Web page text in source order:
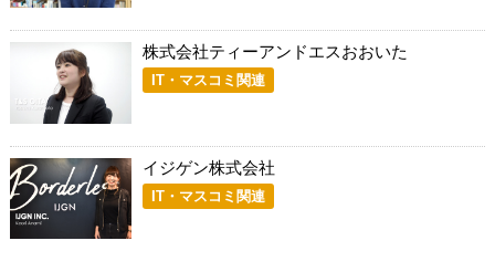
株式会社ティーアンドエスおおいた
IT・マスコミ関連
イジゲン株式会社
IT・マスコミ関連